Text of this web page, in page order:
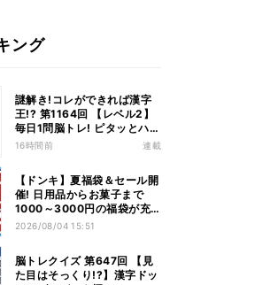
ング
謎解き!コレができれば漢字
王!? 第1164回 【レベル2】
毎日1問脳トレ! ピタッとハマ
る漢字はどれだ?
16時間前 連載
【ドンキ】夏福袋＆セール開
催! 日用品からお菓子まで
1000～3000円の福袋が充
実、家電やアパレルなど人気
2026/08/04 15:51
脳トレクイズ 第647回 【見
た目はそっくり!?】漢字ドッ